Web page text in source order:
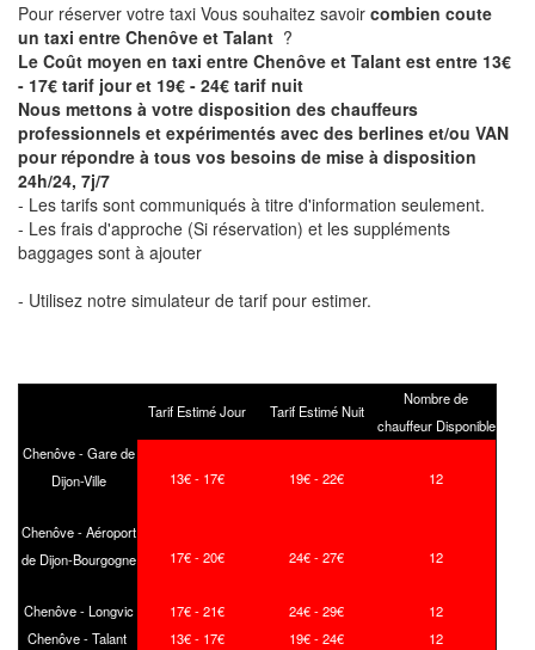
Pour réserver votre taxi Vous souhaitez savoir combien coute
un taxi entre Chenôve et Talant ?
Le Coût moyen en taxi entre Chenôve et Talant est entre 13€
- 17€ tarif jour et 19€ - 24€ tarif nuit
Nous mettons à votre disposition des chauffeurs
professionnels et expérimentés avec des berlines et/ou VAN
pour répondre à tous vos besoins de mise à disposition
24h/24, 7j/7
- Les tarifs sont communiqués à titre d'information seulement.
- Les frais d'approche (Si réservation) et les suppléments
baggages sont à ajouter
- Utilisez notre simulateur de tarif pour estimer.
Tarif Estimé Jour Tarif Estimé Nuit
Nombre de
chauffeur Disponible
Chenôve - Gare de
Dijon-Ville
13€ - 17€ 19€ - 22€ 12
Chenôve - Aéroport
de Dijon-Bourgogne
17€ - 20€ 24€ - 27€ 12
Chenôve - Longvic 17€ - 21€ 24€ - 29€
12
Chenôve - Talant
13€ - 17€ 19€ - 24€ 12